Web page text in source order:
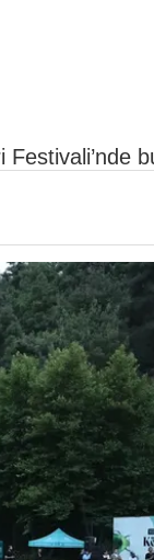
Festivali’nde